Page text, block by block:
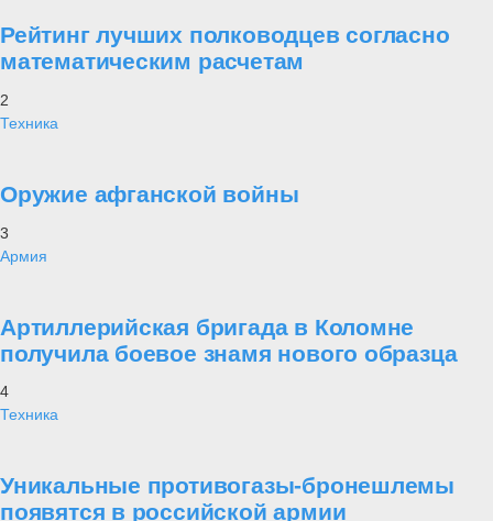
Рейтинг лучших полководцев согласно
математическим расчетам
2
Техника
Оружие афганской войны
3
Армия
Артиллерийская бригада в Коломне
получила боевое знамя нового образца
4
Техника
Уникальные противогазы-бронешлемы
появятся в российской армии